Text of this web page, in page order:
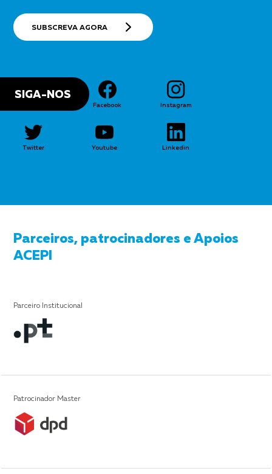
SUBSCREVA AGORA
SIGA-NOS
Facebook Instagram
Twitter Youtube Linkedin
Parceiros, patrocinadores e Apoios
ACEPI
Parceiro Institucional
Patrocinador Master